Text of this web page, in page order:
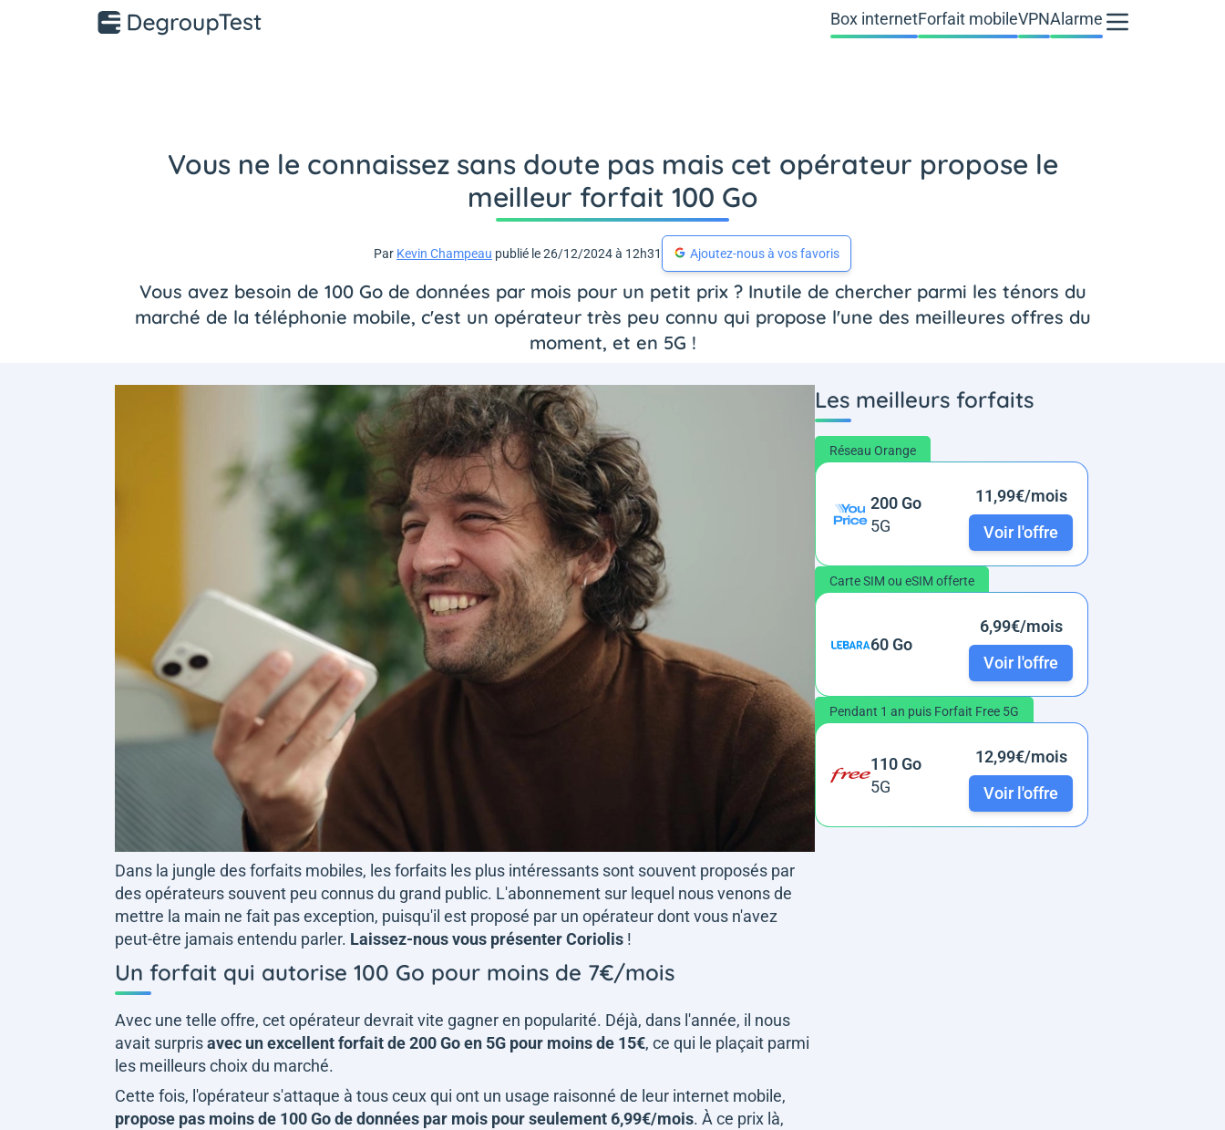
Box internetForfait mobileVPNAlarme
Vous ne le connaissez sans doute pas mais cet opérateur propose le
meilleur forfait 100 Go
Par Kevin Champeau publié le 26/12/2024 à 12h31 Ajoutez-nous à vos favoris
Vous avez besoin de 100 Go de données par mois pour un petit prix ? Inutile de chercher parmi les ténors du
marché de la téléphonie mobile, c'est un opérateur très peu connu qui propose l'une des meilleures offres du
moment, et en 5G !
Dans la jungle des forfaits mobiles, les forfaits les plus intéressants sont souvent proposés par
des opérateurs souvent peu connus du grand public. L'abonnement sur lequel nous venons de
mettre la main ne fait pas exception, puisqu'il est proposé par un opérateur dont vous n'avez
peut-être jamais entendu parler. Laissez-nous vous présenter Coriolis !
Un forfait qui autorise 100 Go pour moins de 7€/mois
Avec une telle offre, cet opérateur devrait vite gagner en popularité. Déjà, dans l'année, il nous
avait surprisavec un excellent forfait de 200 Go en 5G pour moins de 15€, ce qui le plaçait parmi
les meilleurs choix du marché.
Cette fois, l'opérateur s'attaque à tous ceux qui ont un usage raisonné de leur internet mobile,
propose pas moins de 100 Go de données par mois pour seulement 6,99€/mois. À ce prix là,
Les meilleurs forfaits
Réseau Orange
200 Go
5G
11,99€/mois
Voir l'offre
Carte SIM ou eSIM offerte
60 Go
6,99€/mois
Voir l'offre
Pendant 1 an puis Forfait Free 5G
110 Go
5G
12,99€/mois
Voir l'offre